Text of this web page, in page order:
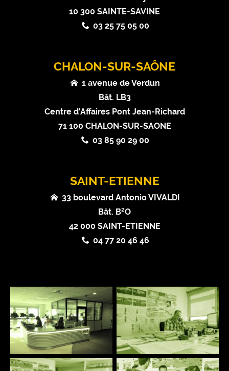
10 300 SAINTE-SAVINE
03 25 75 05 00
CHALON-SUR-SAÔNE
1 avenue de Verdun
Bât. LB3
Centre d'Affaires Pont Jean-Richard
71 100 CHALON-SUR-SAONE
03 85 90 29 00
SAINT-ETIENNE
33 boulevard Antonio VIVALDI
Bât. B²O
42 000 SAINT-ETIENNE
04 77 20 46 46